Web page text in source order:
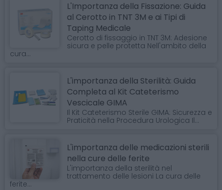
L'Importanza della Fissazione: Guida
al Cerotto in TNT 3M e ai Tipi di
Taping Medicale
Cerotto di fissaggio in TNT 3M: Adesione
sicura e pelle protetta Nell'ambito della
cura...
L'importanza della Sterilità: Guida
Completa al Kit Cateterismo
Vescicale GIMA
Il Kit Cateterismo Sterile GIMA: Sicurezza e
Praticità nella Procedura Urologica Il...
L'importanza delle medicazioni sterili
nella cure delle ferite
L'importanza della sterilità nel
trattamento delle lesioni La cura delle
ferite...